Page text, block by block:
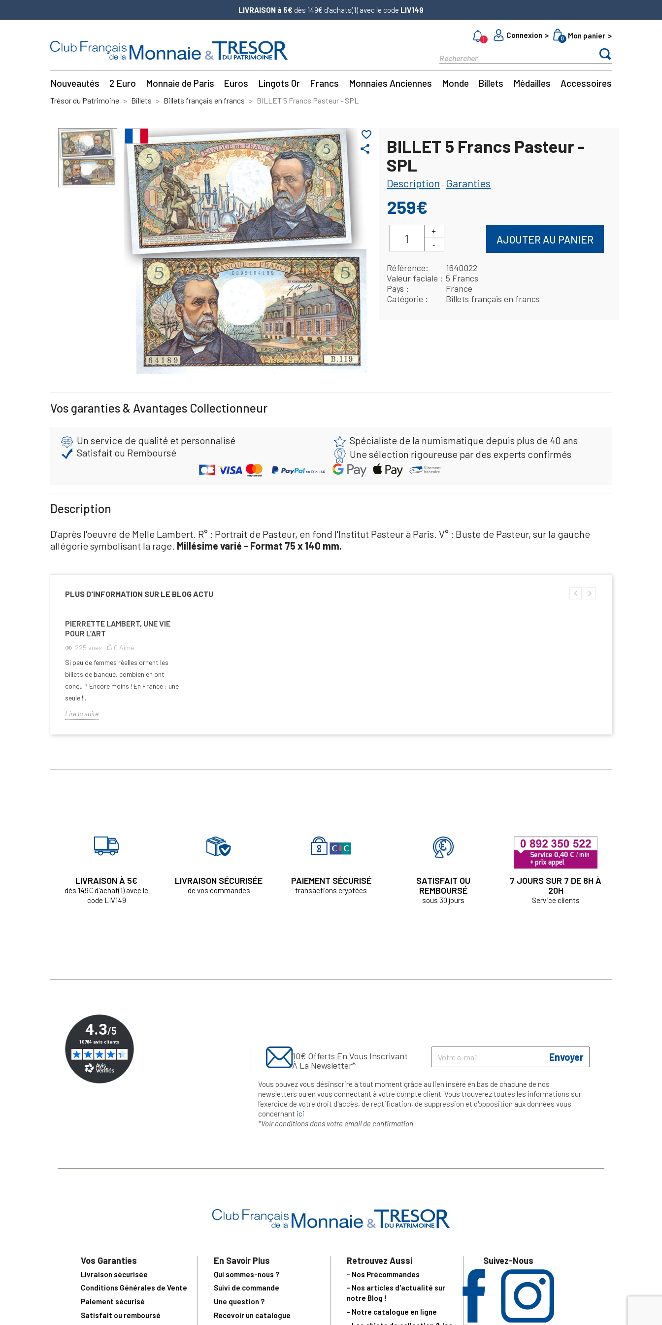
LIVRAISON à 5€ dès 149€ d’achats(1) avec le code LIV149
1
Connexion 0 Mon panier
Nouveautés 2 Euro Monnaie de Paris Euros Lingots Or Francs Monnaies Anciennes Monde Billets Médailles Accessoires
Trésor du Patrimoine Billets Billets français en francs BILLET 5 Francs Pasteur - SPL
share
favorite_border
BILLET 5 Francs Pasteur -
SPL
Description - Garanties
259€
AJOUTER AU PANIER
Référence
1640022
Valeur faciale
5 Francs
Pays
France
Catégorie
Billets français en francs
Vos garanties & Avantages Collectionneur
Un service de qualité et personnalisé
Spécialiste de la numismatique depuis plus de 40 ans
Satisfait ou Remboursé
Une sélection rigoureuse par des experts confirmés
Description
D'après l'oeuvre de Melle Lambert. R° : Portrait de Pasteur, en fond l'Institut Pasteur à Paris. V° : Buste de Pasteur, sur la gauche
allégorie symbolisant la rage. Millésime varié - Format 75 x 140 mm.
PLUS D'INFORMATION SUR LE BLOG ACTU
PIERRETTE LAMBERT, UNE VIE
POUR L’ART
225 vues 0 Aimé
Si peu de femmes réelles ornent les
billets de banque, combien en ont
conçu ? Encore moins ! En France : une
seule !...
Lire la suite
LIVRAISON À 5€
dès 149€ d'achat(1) avec le
code LIV149
LIVRAISON SÉCURISÉE
de vos commandes
PAIEMENT SÉCURISÉ
transactions cryptées
SATISFAIT OU
REMBOURSÉ
sous 30 jours
7 JOURS SUR 7 DE 8H À
20H
Service clients
10€ Offerts En Vous Inscrivant
À La Newsletter*
Envoyer
Vous pouvez vous désinscrire à tout moment grâce au lien inséré en bas de chacune de nos
newsletters ou en vous connectant à votre compte client. Vous trouverez toutes les informations sur
l’exercice de votre droit d'accès, de rectification, de suppression et d'opposition aux données vous
concernant ici
*Voir conditions dans votre email de confirmation
Vos Garanties
Livraison sécurisée
Conditions Générales de Vente
Paiement sécurisé
Satisfait ou remboursé
En Savoir Plus
Qui sommes-nous ?
Suivi de commande
Une question ?
Recevoir un catalogue
Retrouvez Aussi
- Nos Précommandes
- Nos articles d'actualité sur
notre Blog !
- Notre catalogue en ligne
Suivez-Nous